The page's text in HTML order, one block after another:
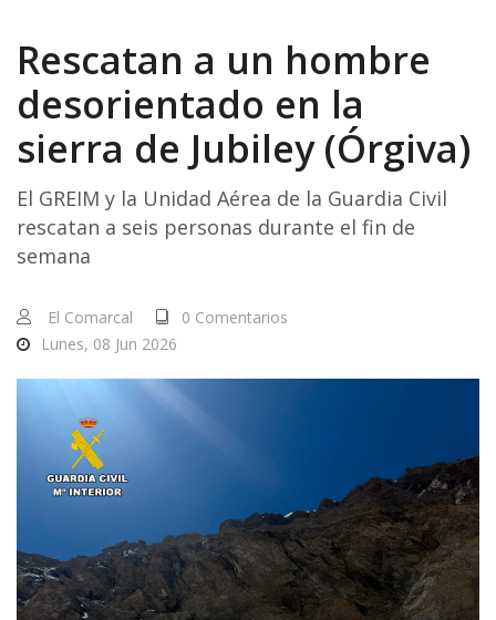
Rescatan a un hombre
desorientado en la
sierra de Jubiley (Órgiva)
El GREIM y la Unidad Aérea de la Guardia Civil
rescatan a seis personas durante el fin de
semana
El Comarcal
0 Comentarios
Lunes, 08 Jun 2026